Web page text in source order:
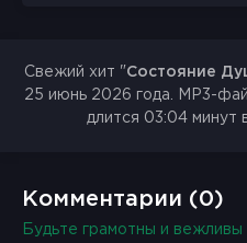
Свежий хит "Состояние
25 июнь 2026 года. MP3-
длится 03:04 минут
Комментарии (0)
Будьте грамотны и вежливы